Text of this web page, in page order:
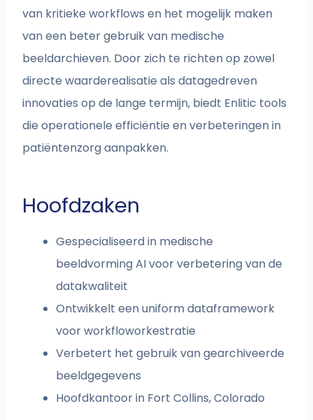
van kritieke workflows en het mogelijk maken
van een beter gebruik van medische
beeldarchieven. Door zich te richten op zowel
directe waarderealisatie als datagedreven
innovaties op de lange termijn, biedt Enlitic tools
die operationele efficiëntie en verbeteringen in
patiëntenzorg aanpakken.
Hoofdzaken
Gespecialiseerd in medische
beeldvorming AI voor verbetering van de
datakwaliteit
Ontwikkelt een uniform dataframework
voor workfloworkestratie
Verbetert het gebruik van gearchiveerde
beeldgegevens
Hoofdkantoor in Fort Collins, Colorado